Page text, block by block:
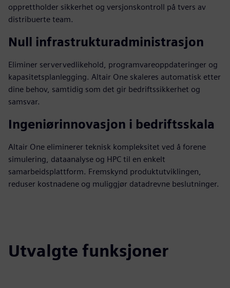
opprettholder sikkerhet og versjonskontroll på tvers av
distribuerte team.
Null infrastrukturadministrasjon
Eliminer servervedlikehold, programvareoppdateringer og
kapasitetsplanlegging. Altair One skaleres automatisk etter
dine behov, samtidig som det gir bedriftssikkerhet og
samsvar.
Ingeniørinnovasjon i bedriftsskala
Altair One eliminerer teknisk kompleksitet ved å forene
simulering, dataanalyse og HPC til en enkelt
samarbeidsplattform. Fremskynd produktutviklingen,
reduser kostnadene og muliggjør datadrevne beslutninger.
Utvalgte funksjoner